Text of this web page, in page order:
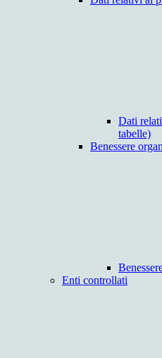
Dati
tabelle)
Benessere
Enti controllati